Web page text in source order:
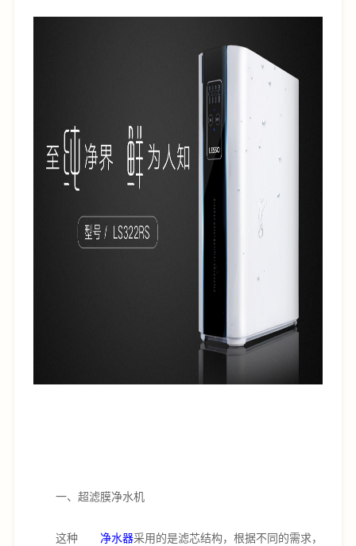
一、超滤膜净水机
这种 净水器采用的是滤芯结构，根据不同的需求，